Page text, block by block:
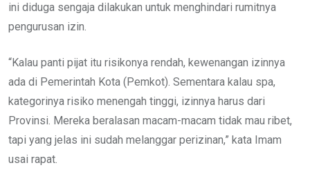
ini diduga sengaja dilakukan untuk menghindari rumitnya
pengurusan izin.
“Kalau panti pijat itu risikonya rendah, kewenangan izinnya
ada di Pemerintah Kota (Pemkot). Sementara kalau spa,
kategorinya risiko menengah tinggi, izinnya harus dari
Provinsi. Mereka beralasan macam-macam tidak mau ribet,
tapi yang jelas ini sudah melanggar perizinan,” kata Imam
usai rapat.